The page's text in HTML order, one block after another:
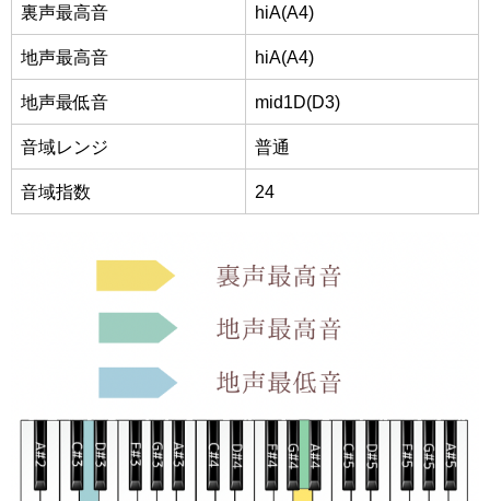
裏声最高音 hiA(A4)
地声最高音 hiA(A4)
地声最低音 mid1D(D3)
音域レンジ 普通
音域指数 24